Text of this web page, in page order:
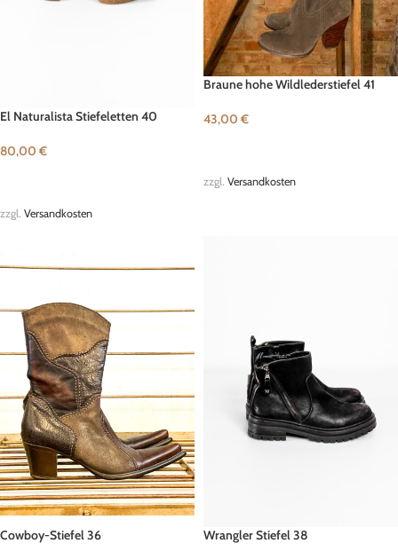
El Naturalista Stiefeletten 40
80,00 €
zzgl. Versandkosten
Braune hohe Wildlederstiefel 41
43,00 €
zzgl. Versandkosten
Cowboy-Stiefel 36 Wrangler Stiefel 38